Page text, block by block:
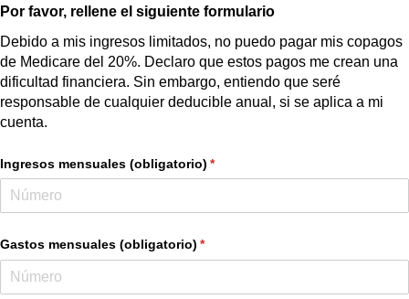
Por favor, rellene el siguiente formulario
Debido a mis ingresos limitados, no puedo pagar mis copagos
de Medicare del 20%. Declaro que estos pagos me crean una
dificultad financiera. Sin embargo, entiendo que seré
responsable de cualquier deducible anual, si se aplica a mi
cuenta.
Ingresos mensuales (obligatorio) *
(required)
Gastos mensuales (obligatorio) *
(required)